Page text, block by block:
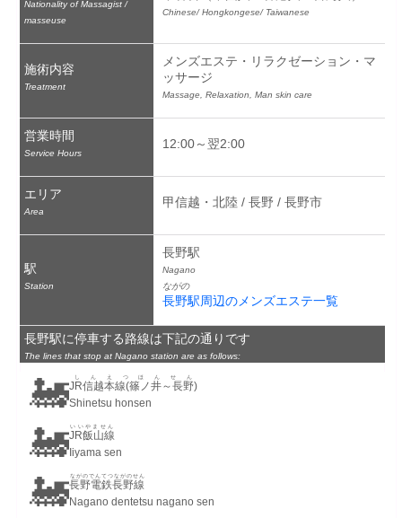
Nationality of Massagist /
masseuse
Chinese/ Hongkongese/ Taiwanese
施術内容
Treatment
メンズエステ・リラクゼーション・マ
ッサージ
Massage, Relaxation, Man skin care
営業時間
Service Hours
12:00～翌2:00
エリア
Area
甲信越・北陸 / 長野 / 長野市
駅
Station
長野駅
Nagano
ながの
長野駅周辺のメンズエステ一覧
長野駅に停車する路線は下記の通りです
The lines that stop at Nagano station are as follows:
🚂JR信越本線(篠ノ井～長野)
しんえつほんせん
Shinetsu honsen
🚂JR飯山線
いいやません
Iiyama sen
🚂長野電鉄長野線
ながのでんてつながのせん
Nagano dentetsu nagano sen